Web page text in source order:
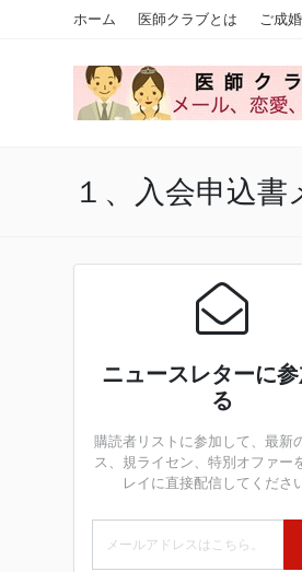
ホーム 医師クラブとは ご成
１、入会申込書
ニュースレターに
る
購読者リストに参加して、最新
ス、規ライセン、特別オファー
レイに直接配信してください